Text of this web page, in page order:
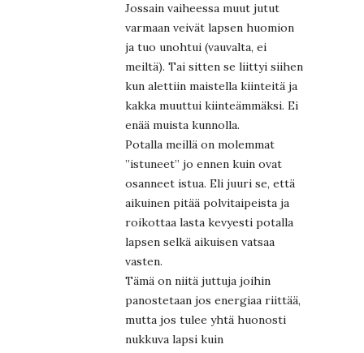
Jossain vaiheessa muut jutut
varmaan veivät lapsen huomion
ja tuo unohtui (vauvalta, ei
meiltä). Tai sitten se liittyi siihen
kun alettiin maistella kiinteitä ja
kakka muuttui kiinteämmäksi. Ei
enää muista kunnolla.
Potalla meillä on molemmat
”istuneet” jo ennen kuin ovat
osanneet istua. Eli juuri se, että
aikuinen pitää polvitaipeista ja
roikottaa lasta kevyesti potalla
lapsen selkä aikuisen vatsaa
vasten.
Tämä on niitä juttuja joihin
panostetaan jos energiaa riittää,
mutta jos tulee yhtä huonosti
nukkuva lapsi kuin